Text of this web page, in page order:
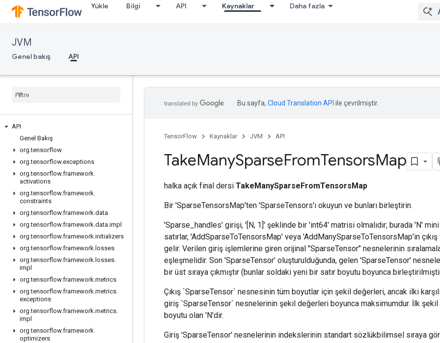
Yükle Bilgi API Kaynaklar Daha fazla
JVM
Genel bakış API
API
Genel Bakış
org.tensorflow
org.tensorflow.exceptions
org.tensorflow.framework.
activations
org.tensorflow.framework.
constraints
org.tensorflow.framework.data
org.tensorflow.framework.data.impl
org.tensorflow.framework.initializers
org.tensorflow.framework. losses
org.tensorflow.framework. losses.
impl
org.tensorflow.framework.metrics
org.tensorflow.framework.metrics.
exceptions
org.tensorflow.framework.metrics.
impl
org.tensorflow.framework.
optimizers
Bu sayfa, Cloud Translation API ile çevrilmiştir.
TensorFlow Kaynaklar JVM API
TakeManySparseFromTensorsMap
halka açık final dersi TakeManySparseFromTensorsMap
Bir 'SparseTensorsMap'ten 'SparseTensors'ı okuyun ve bunları birleştirin.
'Sparse_handles' girişi, '[N, 1]' şeklinde bir 'int64' matrisi olmalıdır; burada 'N'
satırlar, 'AddSparseToTensorsMap' veya 'AddManySparseToTensorsMap'in çıkış
gelir. Verilen giriş işlemlerine giren orijinal "SparseTensor" nesnelerinin
eşleşmelidir. Son 'SparseTensor' oluşturulduğunda, gelen 'SparseTensor'
bir üst sıraya çıkmıştır (bunlar soldaki yeni bir satır boyutu boyunca
Çıkış `SparseTensor` nesnesinin tüm boyutlar için şekil değerleri, ancak ilki
giriş `SparseTensor` nesnelerinin şekil değerleri boyunca maksimumdur. İlk
boyutu olan 'N'dir.
Giriş 'SparseTensor' nesnelerinin indekslerinin standart sözlükbilimsel sıraya göre